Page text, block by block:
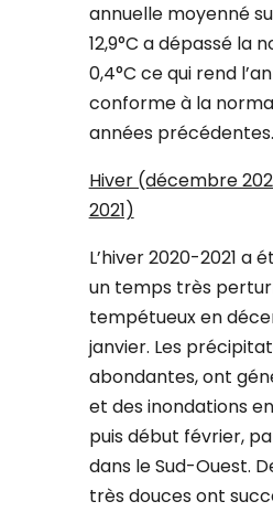
annuelle moyenné
12,9°C a dépassé la
0,4°C ce qui rend
conforme à la
années précédentes.
Hiver (décembre
2021)
L’hiver 2020-2021 a
un temps très
tempétueux en
janvier. Les
abondantes, ont
et des inondations
puis début février,
dans le Sud-Ouest.
très douces ont